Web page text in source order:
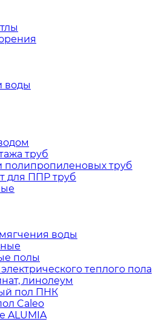
воды
труб
полипропиленовых труб
для ППР труб
воды
полы
теплого пола
линолеум
пол ПНК
Caleo
ALUMIA